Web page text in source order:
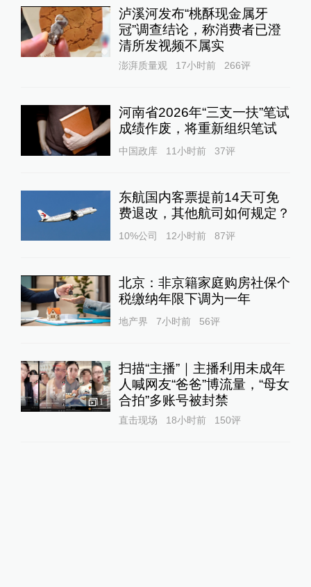
泸溪河发布“桃酥现金属牙
冠”调查结论，称消费者已澄
清所发视频不属实
澎湃质量观 17小时前 266评
河南省2026年“三支一扶”笔试
成绩作废，将重新组织笔试
中国政库 11小时前 37评
东航国内客票提前14天可免
费退改，其他航司如何规定？
10%公司 12小时前 87评
北京：非京籍家庭购房社保个
税缴纳年限下调为一年
地产界 7小时前 56评
1
扫描“主播”｜主播利用未成年
人喊网友“爸爸”博流量，“母女
合拍”多账号被封禁
直击现场 18小时前 150评